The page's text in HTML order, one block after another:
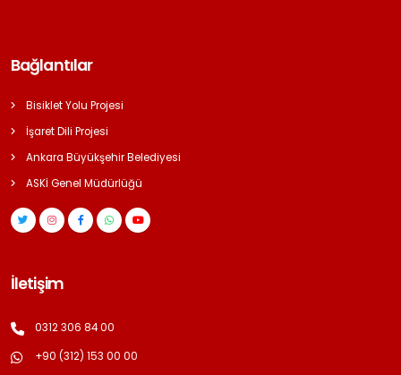
Bağlantılar
Bisiklet Yolu Projesi
İşaret Dili Projesi
Ankara Büyükşehir Belediyesi
ASKİ Genel Müdürlüğü
İletişim
0312 306 84 00
+90 (312) 153 00 00